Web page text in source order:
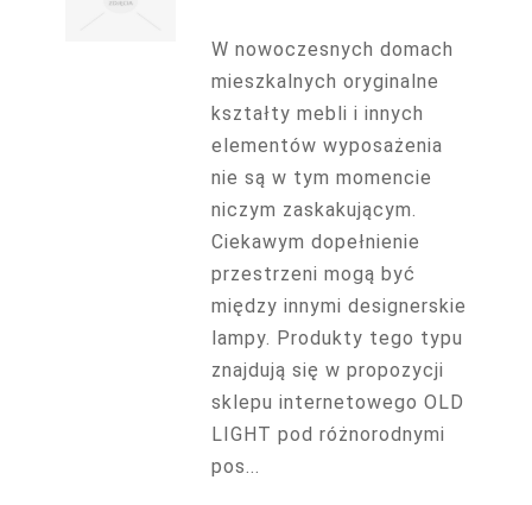
W nowoczesnych domach
mieszkalnych oryginalne
kształty mebli i innych
elementów wyposażenia
nie są w tym momencie
niczym zaskakującym.
Ciekawym dopełnienie
przestrzeni mogą być
między innymi designerskie
lampy. Produkty tego typu
znajdują się w propozycji
sklepu internetowego OLD
LIGHT pod różnorodnymi
pos...